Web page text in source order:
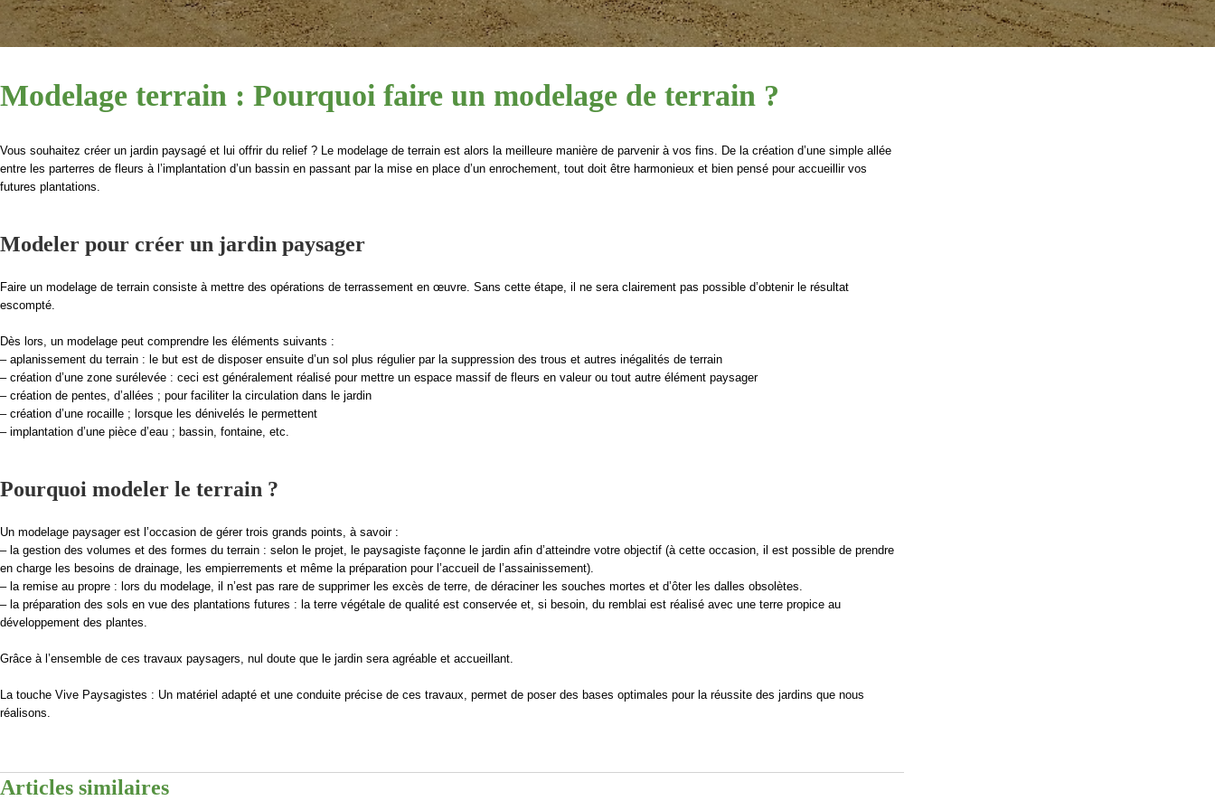
Modelage terrain : Pourquoi faire un modelage de terrain ?
Vous souhaitez créer un jardin paysagé et lui offrir du relief ? Le modelage de terrain est alors la meilleure manière de parvenir à vos fins. De la création d’une simple allée
entre les parterres de fleurs à l’implantation d’un bassin en passant par la mise en place d’un enrochement, tout doit être harmonieux et bien pensé pour accueillir vos
futures plantations.
Modeler pour créer un jardin paysager
Faire un modelage de terrain consiste à mettre des opérations de terrassement en œuvre. Sans cette étape, il ne sera clairement pas possible d’obtenir le résultat
escompté.
Dès lors, un modelage peut comprendre les éléments suivants :
– aplanissement du terrain : le but est de disposer ensuite d’un sol plus régulier par la suppression des trous et autres inégalités de terrain
– création d’une zone surélevée : ceci est généralement réalisé pour mettre un espace massif de fleurs en valeur ou tout autre élément paysager
– création de pentes, d’allées ; pour faciliter la circulation dans le jardin
– création d’une rocaille ; lorsque les dénivelés le permettent
– implantation d’une pièce d’eau ; bassin, fontaine, etc.
Pourquoi modeler le terrain ?
Un modelage paysager est l’occasion de gérer trois grands points, à savoir :
– la gestion des volumes et des formes du terrain : selon le projet, le paysagiste façonne le jardin afin d’atteindre votre objectif (à cette occasion, il est possible de prendre
en charge les besoins de drainage, les empierrements et même la préparation pour l’accueil de l’assainissement).
– la remise au propre : lors du modelage, il n’est pas rare de supprimer les excès de terre, de déraciner les souches mortes et d’ôter les dalles obsolètes.
– la préparation des sols en vue des plantations futures : la terre végétale de qualité est conservée et, si besoin, du remblai est réalisé avec une terre propice au
développement des plantes.
Grâce à l’ensemble de ces travaux paysagers, nul doute que le jardin sera agréable et accueillant.
La touche Vive Paysagistes : Un matériel adapté et une conduite précise de ces travaux, permet de poser des bases optimales pour la réussite des jardins que nous
réalisons.
Articles similaires